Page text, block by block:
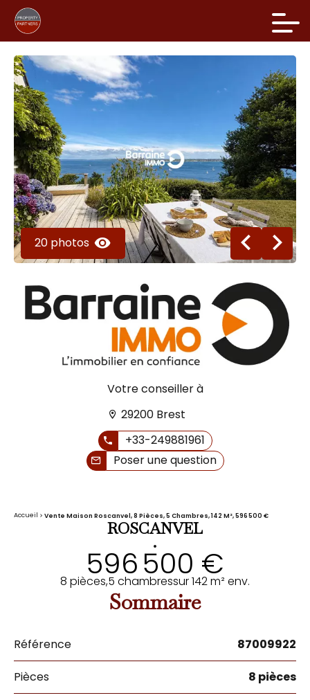
20 photos
Votre conseiller à
29200 Brest
+33-249881961
Poser une question
Accueil Vente Maison Roscanvel, 8 Pièces, 5 Chambres, 142 M², 596 500 €
ROSCANVEL
•
596 500 €
8 pièces,5 chambressur 142 m² env.
Sommaire
Référence 87009922
Pièces 8 pièces